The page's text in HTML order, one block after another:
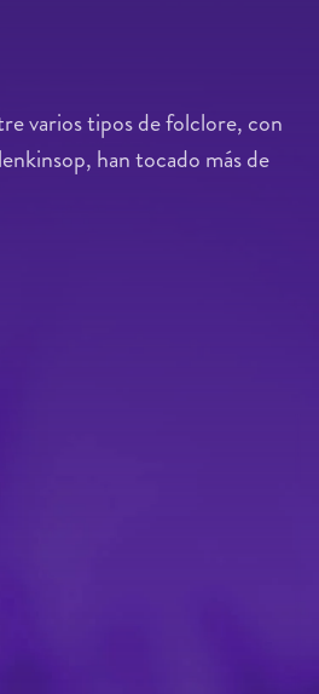
varios tipos de folclore, con
han tocado más de